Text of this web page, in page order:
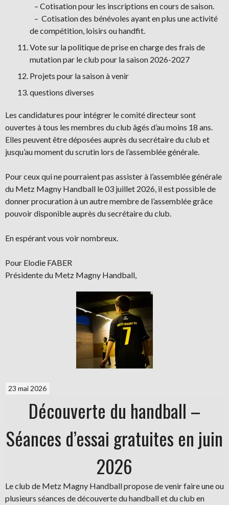
– Cotisation pour les inscriptions en cours de saison.
– Cotisation des bénévoles ayant en plus une activité
de compétition, loisirs ou handfit.
Vote sur la politique de prise en charge des frais de
mutation par le club pour la saison 2026-2027
Projets pour la saison à venir
questions diverses
Les candidatures pour intégrer le comité directeur sont
ouvertes à tous les membres du club âgés d’au moins 18 ans.
Elles peuvent être déposées auprès du secrétaire du club et
jusqu’au moment du scrutin lors de l’assemblée générale.
Pour ceux qui ne pourraient pas assister à l’assemblée générale
du Metz Magny Handball le 03 juillet 2026, il est possible de
donner procuration à un autre membre de l’assemblée grâce
pouvoir disponible auprès du secrétaire du club.
En espérant vous voir nombreux.
Pour Elodie FABER
Présidente du Metz Magny Handball,
23 mai 2026
Découverte du handball –
Séances d’essai gratuites en juin
2026
Le club de Metz Magny Handball propose de venir faire une ou
plusieurs séances de découverte du handball et du club en